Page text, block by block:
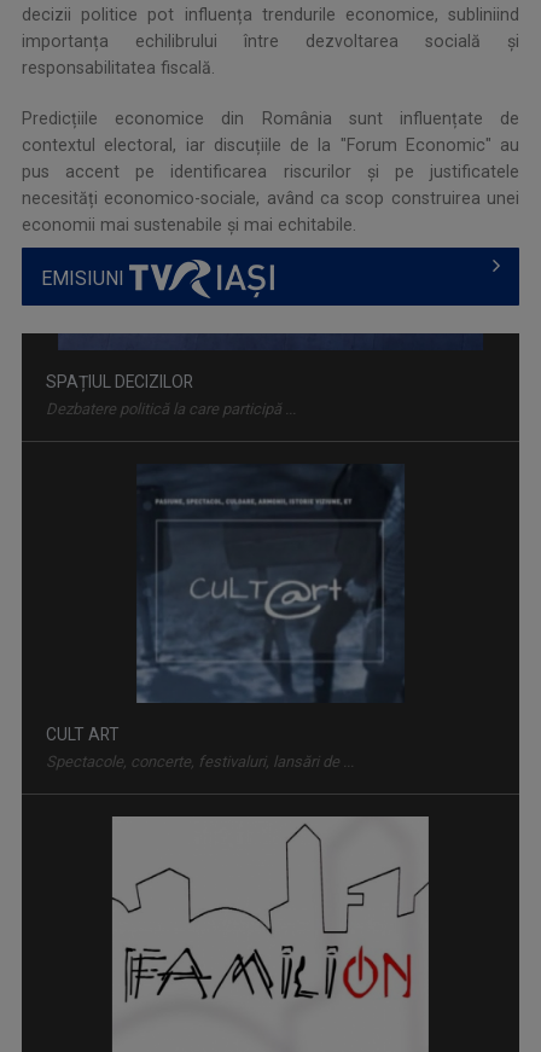
decizii politice pot influența trendurile economice, subliniind
importanța echilibrului între dezvoltarea socială și
responsabilitatea fiscală.
Predicțiile economice din România sunt influențate de
contextul electoral, iar discuțiile de la "Forum Economic" au
pus accent pe identificarea riscurilor și pe justificatele
necesități economico-sociale, având ca scop construirea unei
economii mai sustenabile și mai echitabile.
EMISIUNI
Spectacole, concerte, festivaluri, lansări de ...
Magazin de familie și divertisment